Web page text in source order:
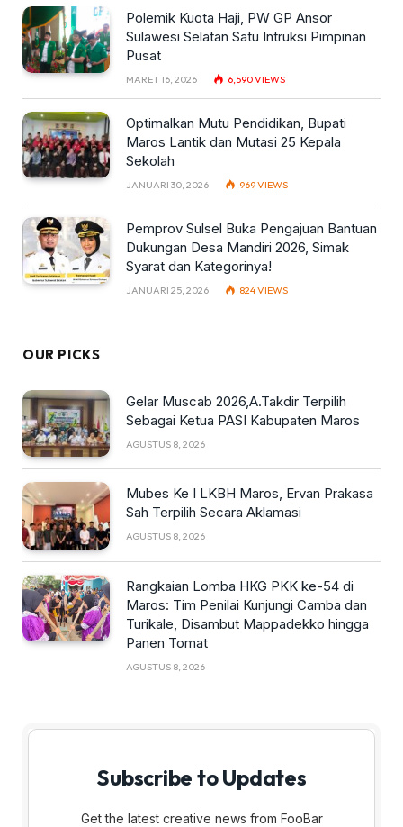
Polemik Kuota Haji, PW GP Ansor
Sulawesi Selatan Satu Intruksi Pimpinan
Pusat
MARET 16, 2026 6,590VIEWS
Optimalkan Mutu Pendidikan, Bupati
Maros Lantik dan Mutasi 25 Kepala
Sekolah
JANUARI 30, 2026 969VIEWS
Pemprov Sulsel Buka Pengajuan Bantuan
Dukungan Desa Mandiri 2026, Simak
Syarat dan Kategorinya!
JANUARI 25, 2026 824VIEWS
OUR PICKS
Gelar Muscab 2026,A.Takdir Terpilih
Sebagai Ketua PASI Kabupaten Maros
AGUSTUS 8, 2026
Mubes Ke I LKBH Maros, Ervan Prakasa
Sah Terpilih Secara Aklamasi
AGUSTUS 8, 2026
Rangkaian Lomba HKG PKK ke-54 di
Maros: Tim Penilai Kunjungi Camba dan
Turikale, Disambut Mappadekko hingga
Panen Tomat
AGUSTUS 8, 2026
Subscribe to Updates
Get the latest creative news from FooBar